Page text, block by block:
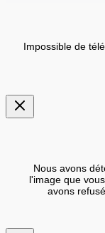
Impossible de
Nous avons
l'image que
avons